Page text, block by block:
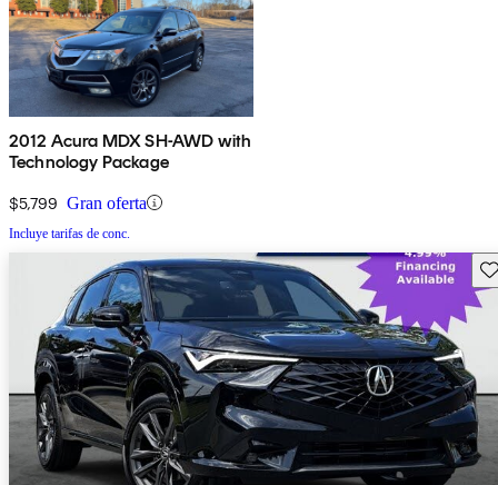
2012 Acura MDX SH-AWD with
Technology Package
$5,799 Gran oferta
Incluye tarifas de conc.